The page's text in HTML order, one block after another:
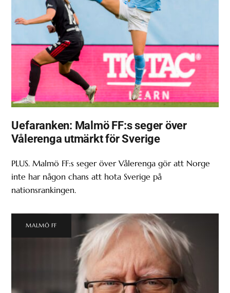
Uefaranken: Malmö FF:s seger över
Vålerenga utmärkt för Sverige
PLUS. Malmö FF:s seger över Vålerenga gör att Norge
inte har någon chans att hota Sverige på
nationsrankingen.
MALMÖ FF